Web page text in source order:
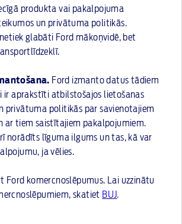
produkta vai pakalpojuma
un privātuma politikās.
glabāti Ford mākoņvidē, bet
Ford izmanto datus tādiem
ir aprakstīti atbilstošajos lietošanas
privātuma politikās par savienotajiem
ar tiem saistītajiem pakalpojumiem.
norādīts līguma ilgums un tas, kā var
ja vēlies.
Ford komercnoslēpumus. Lai uzzinātu
skatiet BUJ.